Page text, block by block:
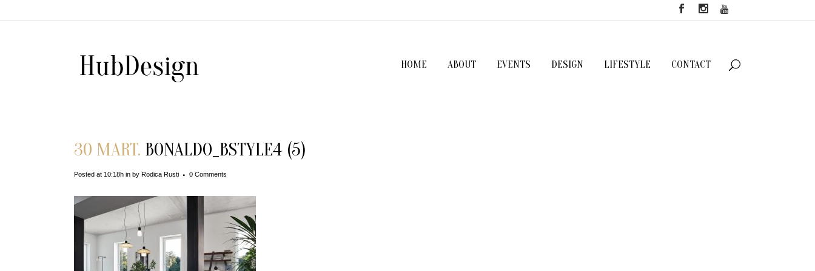
HOME ABOUT EVENTS DESIGN LIFESTYLE CONTACT
30 MART. BONALDO_BSTYLE4 (5)
Posted at 10:18h in by Rodica Rusti 0 Comments